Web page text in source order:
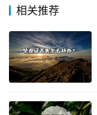
相关推荐